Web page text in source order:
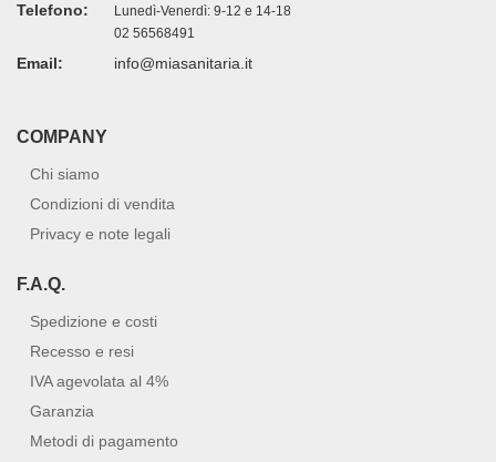
Telefono:
Lunedì-Venerdì: 9-12 e 14-18
02 56568491
Email: info@miasanitaria.it
COMPANY
Chi siamo
Condizioni di vendita
Privacy e note legali
F.A.Q.
Spedizione e costi
Recesso e resi
IVA agevolata al 4%
Garanzia
Metodi di pagamento